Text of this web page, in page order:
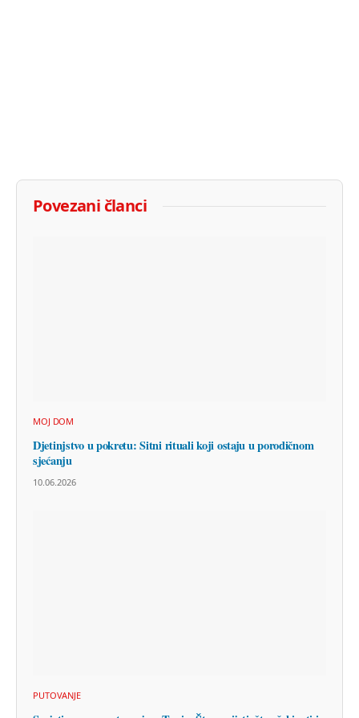
Povezani članci
MOJ DOM
Djetinjstvo u pokretu: Sitni rituali koji ostaju u porodičnom
sjećanju
10.06.2026
PUTOVANJE